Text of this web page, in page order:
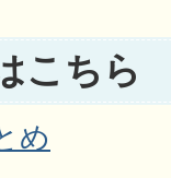
こちら
め